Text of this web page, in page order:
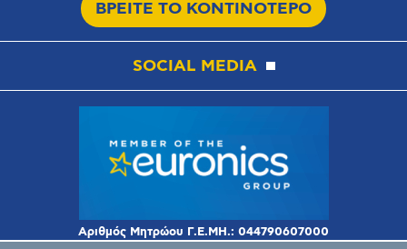
ΒΡΕΙΤΕ ΤΟ ΚΟΝΤΙΝΟΤΕΡΟ
SOCIAL MEDIA